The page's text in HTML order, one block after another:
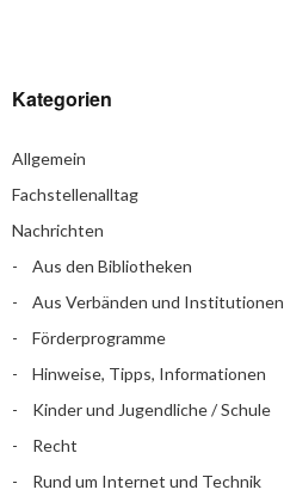
Kategorien
Allgemein
Fachstellenalltag
Nachrichten
Aus den Bibliotheken
Aus Verbänden und Institutionen
Förderprogramme
Hinweise, Tipps, Informationen
Kinder und Jugendliche / Schule
Recht
Rund um Internet und Technik